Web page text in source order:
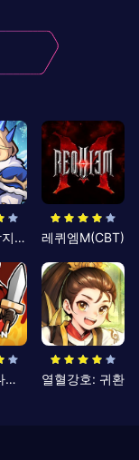
킹방치: 빵지의 제왕 레퀴엠M(CBT)
뮤: 포켓 나이츠 열혈강호: 귀환